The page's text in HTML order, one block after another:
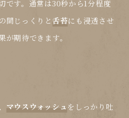
です。通常は30秒から1分程度
間じっくりと舌苔にも浸透させ
が期待できます。
マウスウォッシュをしっかり吐